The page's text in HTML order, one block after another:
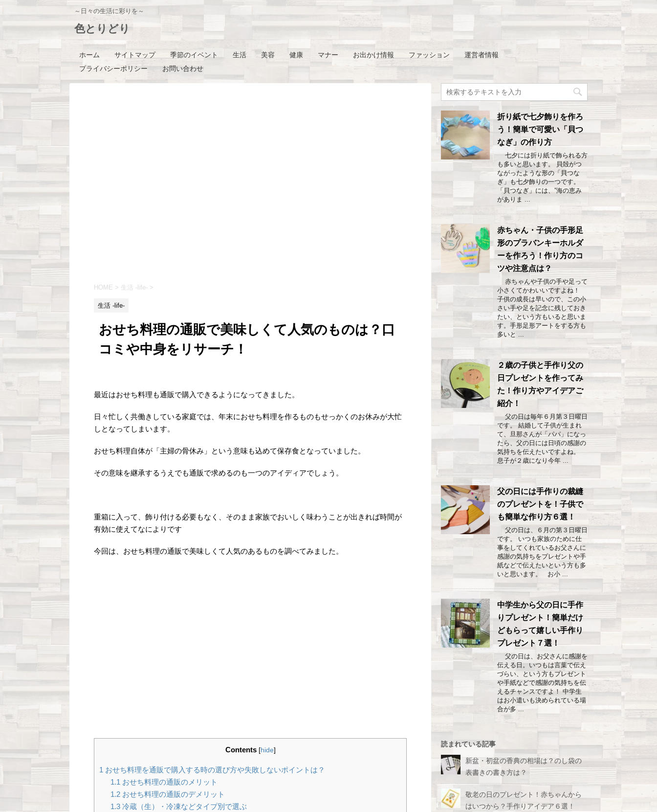
～日々の生活に彩りを～
色とりどり
ホーム サイトマップ 季節のイベント 生活 美容 健康 マナー お出かけ情報 ファッション
運営者情報
プライバシーポリシー
お問い合わせ
HOME > 生活 -life- >
生活 -life-
おせち料理の通販で美味しくて人気のものは？口
コミや中身をリサーチ！
最近はおせち料理も通販で購入できるようになってきました。
日々忙しく共働きしている家庭では、年末におせち料理を作るものもせっかくのお休みが大忙
しとなってしまいます。
おせち料理自体が「主婦の骨休み」という意味も込めて保存食となっていました。
その意味を継承するうえでも通販で求めるのも一つのアイディアでしょう。
重箱に入って、飾り付ける必要もなく、そのまま家族でおいしく味わうことが出きれば時間が
有効に使えてなによりです
今回は、おせち料理の通販で美味しくて人気のあるものを調べてみました。
Contents [hide]
1 おせち料理を通販で購入する時の選び方や失敗しないポイントは？
1.1 おせち料理の通販のメリット
1.2おせち料理の通販のデメリット
1.3冷蔵（生）・冷凍などタイプ別で選ぶ
折り紙で七夕飾りを作ろ
う！簡単で可愛い「貝つ
なぎ」の作り方
七夕には折り紙で飾られる方
も多いと思います。 貝殻がつ
ながったような形の「貝つな
ぎ」も七夕飾りの一つです。
「貝つなぎ」には、”海の恵み
がありま ...
赤ちゃん・子供の手形足
形のプラバンキーホルダ
ーを作ろう！作り方のコ
ツや注意点は？
赤ちゃんや子供の手や足って
小さくてかわいいですよね！
子供の成長は早いので、この小
さい手や足を記念に残しておき
たい、という方もいると思いま
す。手形足形アートをする方も
多いと ...
２歳の子供と手作り父の
日プレゼントを作ってみ
た！作り方やアイデアご
紹介！
父の日は毎年６月第３日曜日
です。 結婚して子供が生まれ
て、旦那さんが「パパ」になっ
たら、父の日には日頃の感謝の
気持ちを伝えたいですよね。
息子が２歳になり今年 ...
父の日には手作りの裁縫
のプレゼントを！子供で
も簡単な作り方６選！
父の日は、６月の第３日曜日
です。 いつも家族のために仕
事をしてくれているお父さんに
感謝の気持ちをプレゼントや手
紙などで伝えたいという方も多
いと思います。 お小 ...
中学生から父の日に手作
りプレゼント！簡単だけ
どもらって嬉しい手作り
プレゼント７選！
父の日は、お父さんに感謝を
伝える日。いつもは言葉で伝え
づらい、という方もプレゼント
や手紙などで感謝の気持ちを伝
えるチャンスですよ！ 中学生
はお小遣いも決められている場
合が多 ...
読まれている記事
新盆・初盆の香典の相場は？のし袋の
表書きの書き方は？
敬老の日のプレゼント！赤ちゃんから
はいつから？手作りアイデア６選！